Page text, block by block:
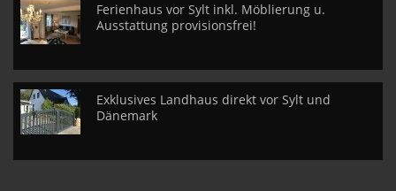
Ferienhaus vor Sylt inkl. Möblierung u.
Ausstattung provisionsfrei!
Exklusives Landhaus direkt vor Sylt und
Dänemark